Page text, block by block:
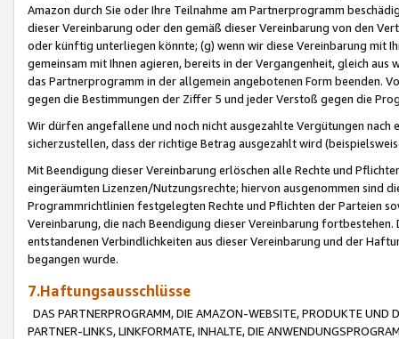
Amazon durch Sie oder Ihre Teilnahme am Partnerprogramm
dieser Vereinbarung oder den gemäß dieser Vereinbarung von den
oder künftig unterliegen könnte; (g) wenn wir diese Vereinbarung mit
gemeinsam mit Ihnen agieren, bereits in der Vergangenheit, gleich
das Partnerprogramm in der allgemein angebotenen Form beenden.
gegen die Bestimmungen der Ziffer 5 und jeder Verstoß gegen die
Wir dürfen angefallene und noch nicht ausgezahlte Vergütungen
sicherzustellen, dass der richtige Betrag ausgezahlt wird
Mit Beendigung dieser Vereinbarung erlöschen alle Rechte und
eingeräumten Lizenzen/Nutzungsrechte; hiervon ausgenommen sind
Programmrichtlinien festgelegten Rechte und Pflichten der Parteien
Vereinbarung, die nach Beendigung dieser Vereinbarung
entstandenen Verbindlichkeiten aus dieser Vereinbarung und der
begangen wurde.
7.Haftungsausschlüsse
DAS PARTNERPROGRAMM, DIE AMAZON-WEBSITE, PRODUKTE UND
PARTNER-LINKS, LINKFORMATE, INHALTE, DIE